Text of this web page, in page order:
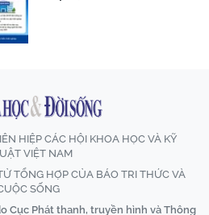
HIỆP CÁC HỘI KHOA HỌC VÀ KỸ
VIỆT NAM
TỔNG HỢP CỦA BÁO TRI THỨC VÀ
SỐNG
Cục Phát thanh, truyền hình và Thông